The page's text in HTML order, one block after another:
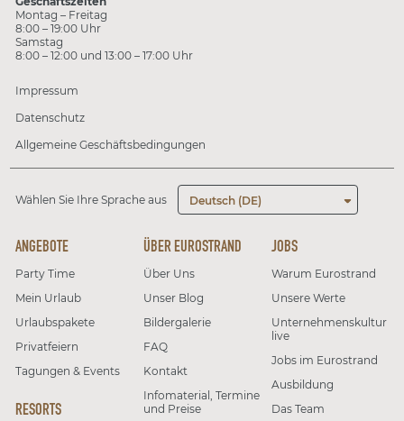
Montag – Freitag
8:00 – 19:00 Uhr
Samstag
8:00 – 12:00 und 13:00 – 17:00 Uhr
Impressum
Datenschutz
Allgemeine Geschäftsbedingungen
Wählen Sie Ihre Sprache aus Deutsch (DE)
ANGEBOTE
Party Time
Mein Urlaub
Urlaubspakete
Privatfeiern
Tagungen & Events
RESORTS
ÜBER EUROSTRAND
Über Uns
Unser Blog
Bildergalerie
FAQ
Kontakt
Infomaterial, Termine
und Preise
JOBS
Warum Eurostrand
Unsere Werte
Unternehmenskultur
live
Jobs im Eurostrand
Ausbildung
Das Team